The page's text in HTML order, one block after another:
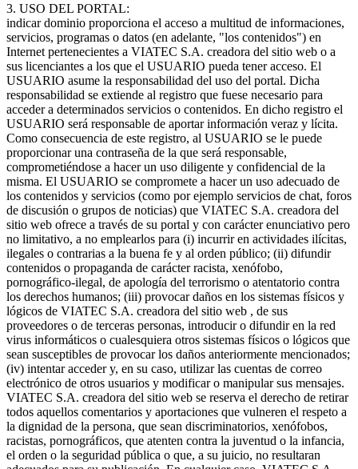
3. USO DEL PORTAL:
indicar dominio proporciona el acceso a multitud de informaciones,
servicios, programas o datos (en adelante, "los contenidos") en
Internet pertenecientes a VIATEC S.A. creadora del sitio web o a
sus licenciantes a los que el USUARIO pueda tener acceso. El
USUARIO asume la responsabilidad del uso del portal. Dicha
responsabilidad se extiende al registro que fuese necesario para
acceder a determinados servicios o contenidos. En dicho registro el
USUARIO será responsable de aportar información veraz y lícita.
Como consecuencia de este registro, al USUARIO se le puede
proporcionar una contraseña de la que será responsable,
comprometiéndose a hacer un uso diligente y confidencial de la
misma. El USUARIO se compromete a hacer un uso adecuado de
los contenidos y servicios (como por ejemplo servicios de chat, foros
de discusión o grupos de noticias) que VIATEC S.A. creadora del
sitio web ofrece a través de su portal y con carácter enunciativo pero
no limitativo, a no emplearlos para (i) incurrir en actividades ilícitas,
ilegales o contrarias a la buena fe y al orden público; (ii) difundir
contenidos o propaganda de carácter racista, xenófobo,
pornográfico-ilegal, de apología del terrorismo o atentatorio contra
los derechos humanos; (iii) provocar daños en los sistemas físicos y
lógicos de VIATEC S.A. creadora del sitio web , de sus
proveedores o de terceras personas, introducir o difundir en la red
virus informáticos o cualesquiera otros sistemas físicos o lógicos que
sean susceptibles de provocar los daños anteriormente mencionados;
(iv) intentar acceder y, en su caso, utilizar las cuentas de correo
electrónico de otros usuarios y modificar o manipular sus mensajes.
VIATEC S.A. creadora del sitio web se reserva el derecho de retirar
todos aquellos comentarios y aportaciones que vulneren el respeto a
la dignidad de la persona, que sean discriminatorios, xenófobos,
racistas, pornográficos, que atenten contra la juventud o la infancia,
el orden o la seguridad pública o que, a su juicio, no resultaran